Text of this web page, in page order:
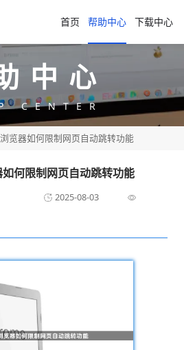
首页 帮助中心 下载中心
中心
CENTER
览器如何限制网页自动跳转功能
何限制网页自动跳转功能
2025-08-03